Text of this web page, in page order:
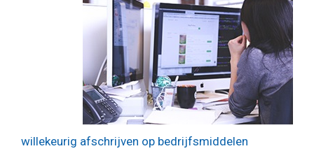
willekeurig afschrijven op bedrijfsmiddelen